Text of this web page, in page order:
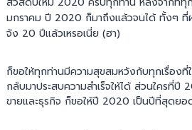
มกราคม ปี 2020 ก็มาถึงแล้วจนได้ ทั้งๆ ที่
จัง 20 ปีแล้วเหรอเนี่ย (ฮา)
ก็ขอให้ทุกท่านมีความสุขสมหวังกับทุกเรื่อง
กลับมาประสบความสำเร็จให้ได้ ส่วนใครที่
ขายและธุรกิจ ก็ขอให้ปี 2020 เป็นปีที่สุดยอ